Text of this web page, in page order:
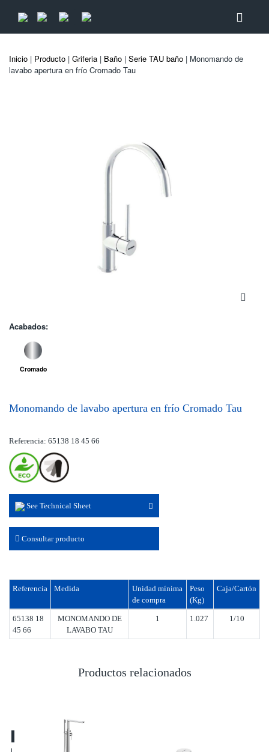
Inicio | Producto | Griferia | Baño | Serie TAU baño | Monomando de
lavabo apertura en frío Cromado Tau
Acabados:
Cromado
Monomando de lavabo apertura en frío Cromado Tau
Referencia: 65138 18 45 66
See Technical Sheet
Consultar producto
Referencia Medida
Unidad mínima
de compra
Peso
(Kg)
Caja/Cartón
65138 18
45 66
MONOMANDO DE
LAVABO TAU
1 1.027 1/10
Productos relacionados